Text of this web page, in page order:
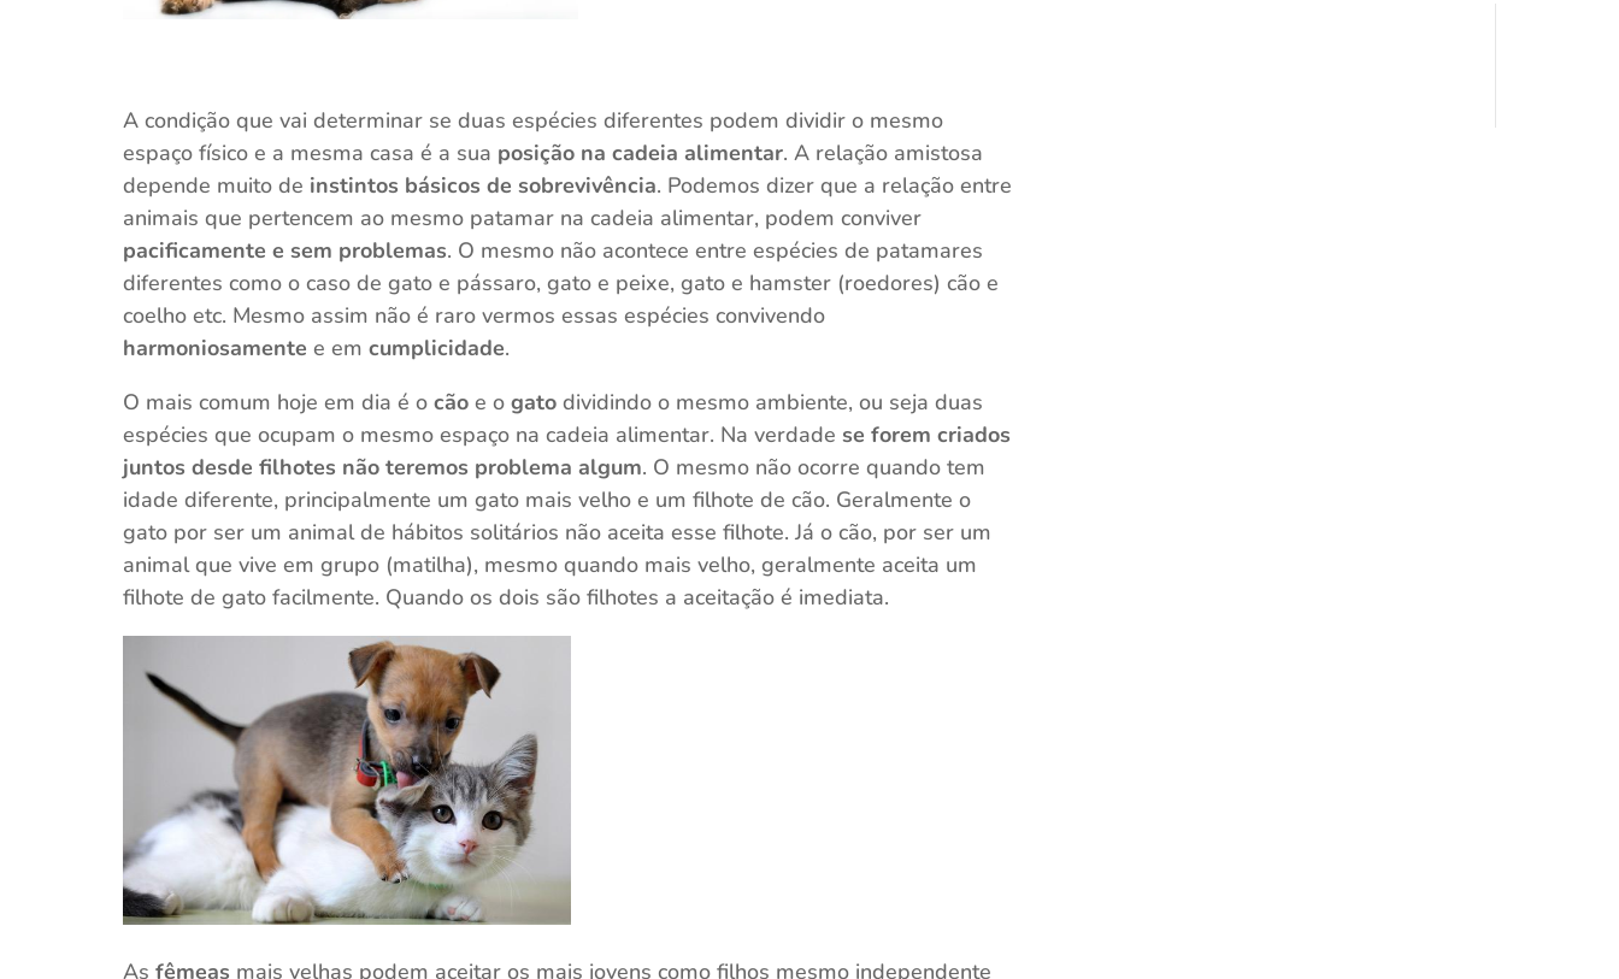
A condição que vai determinar se duas espécies diferentes podem dividir o mesmo
espaço físico e a mesma casa é a sua posição na cadeia alimentar. A relação amistosa
depende muito de instintos básicos de sobrevivência. Podemos dizer que a relação entre
animais que pertencem ao mesmo patamar na cadeia alimentar, podem conviver
pacificamente e sem problemas. O mesmo não acontece entre espécies de patamares
diferentes como o caso de gato e pássaro, gato e peixe, gato e hamster (roedores) cão e
coelho etc. Mesmo assim não é raro vermos essas espécies convivendo
harmoniosamente e em cumplicidade.
O mais comum hoje em dia é o cão e o gato dividindo o mesmo ambiente, ou seja duas
espécies que ocupam o mesmo espaço na cadeia alimentar. Na verdade se forem criados
juntos desde filhotes não teremos problema algum. O mesmo não ocorre quando tem
idade diferente, principalmente um gato mais velho e um filhote de cão. Geralmente o
gato por ser um animal de hábitos solitários não aceita esse filhote. Já o cão, por ser um
animal que vive em grupo (matilha), mesmo quando mais velho, geralmente aceita um
filhote de gato facilmente. Quando os dois são filhotes a aceitação é imediata.
As fêmeas mais velhas podem aceitar os mais jovens como filhos mesmo independente